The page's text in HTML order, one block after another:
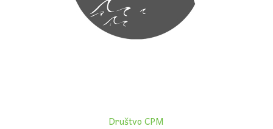
Društvo CPM